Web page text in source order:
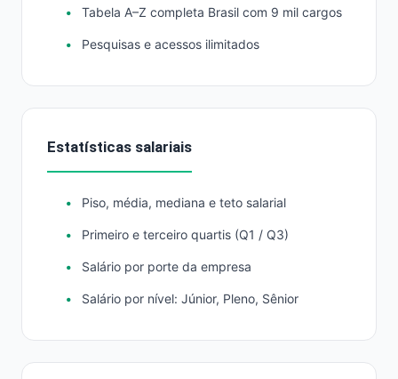
Tabela A–Z completa Brasil com 9 mil cargos
Pesquisas e acessos ilimitados
Estatísticas salariais
Piso, média, mediana e teto salarial
Primeiro e terceiro quartis (Q1 / Q3)
Salário por porte da empresa
Salário por nível: Júnior, Pleno, Sênior